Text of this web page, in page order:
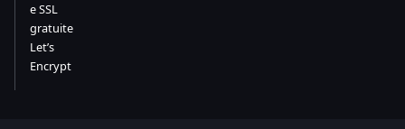
e SSL
gratuite
Let’s
Encrypt